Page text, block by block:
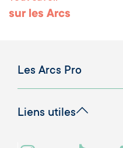
sur les Arcs
Les Arcs Pro
Liens utiles